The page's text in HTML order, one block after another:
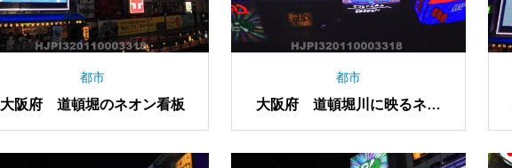
都市
大阪府 道頓堀のネオン看板
都市
大阪府 道頓堀川に映るネオ
ン看板